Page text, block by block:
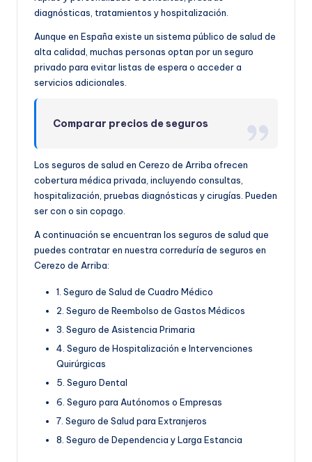
diagnósticas, tratamientos y hospitalización.
Aunque en España existe un sistema público de salud de
alta calidad, muchas personas optan por un seguro
privado para evitar listas de espera o acceder a
servicios adicionales.
Comparar precios de seguros
Los seguros de salud en Cerezo de Arriba ofrecen
cobertura médica privada, incluyendo consultas,
hospitalización, pruebas diagnósticas y cirugías. Pueden
ser con o sin copago.
A continuación se encuentran los seguros de salud que
puedes contratar en nuestra correduría de seguros en
Cerezo de Arriba:
1. Seguro de Salud de Cuadro Médico
2. Seguro de Reembolso de Gastos Médicos
3. Seguro de Asistencia Primaria
4. Seguro de Hospitalización e Intervenciones
Quirúrgicas
5. Seguro Dental
6. Seguro para Autónomos o Empresas
7. Seguro de Salud para Extranjeros
8. Seguro de Dependencia y Larga Estancia